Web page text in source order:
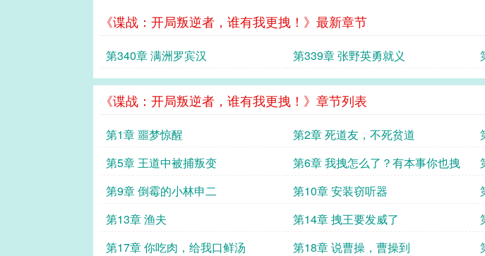
《谍战：开局叛逆者，谁有我更拽！》最新章节
第340章 满洲罗宾汉 第339章 张野英勇就义
《谍战：开局叛逆者，谁有我更拽！》章节列表
第1章 噩梦惊醒 第2章 死道友，不死贫道
第5章 王道中被捕叛变 第6章 我拽怎么了？有本事你也拽
第9章 倒霉的小林申二
第10章 安装窃听器
第13章 渔夫
第14章 拽王要发威了
第17章 你吃肉，给我口鲜汤
第18章 说曹操，曹操到